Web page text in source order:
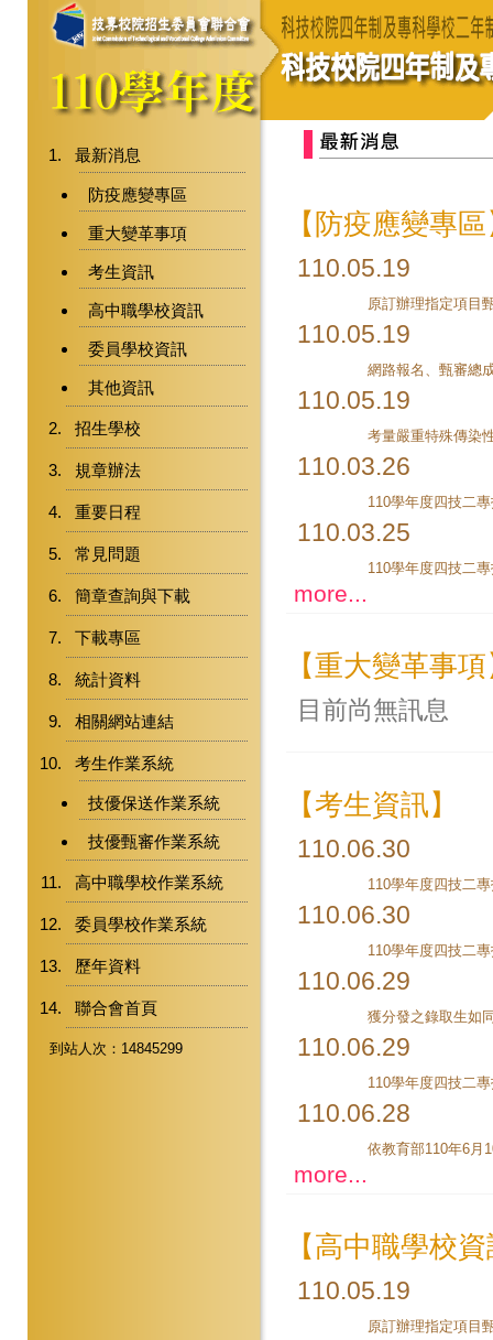
最新消息
防疫應變專區
重大變革事項
考生資訊
高中職學校資訊
委員學校資訊
其他資訊
招生學校
規章辦法
重要日程
常見問題
簡章查詢與下載
下載專區
統計資料
相關網站連結
考生作業系統
技優保送作業系統
技優甄審作業系統
高中職學校作業系統
委員學校作業系統
歷年資料
聯合會首頁
到站人次：14845299
【防疫應變專
110.05.19
110.05.19
110.05.19
110.03.26
110學年度四技二
110.03.25
110學年度四技二
more...
【重大變革事
目前尚無訊息
【考生資訊】
110.06.30
110.06.30
110.06.29
110.06.29
110.06.28
more...
【高中職學校
110.05.19